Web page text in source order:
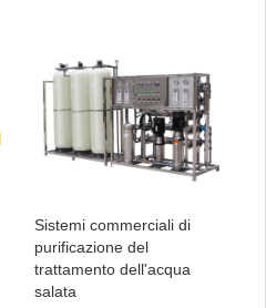
Sistemi commerciali di
purificazione del
trattamento dell'acqua
salata